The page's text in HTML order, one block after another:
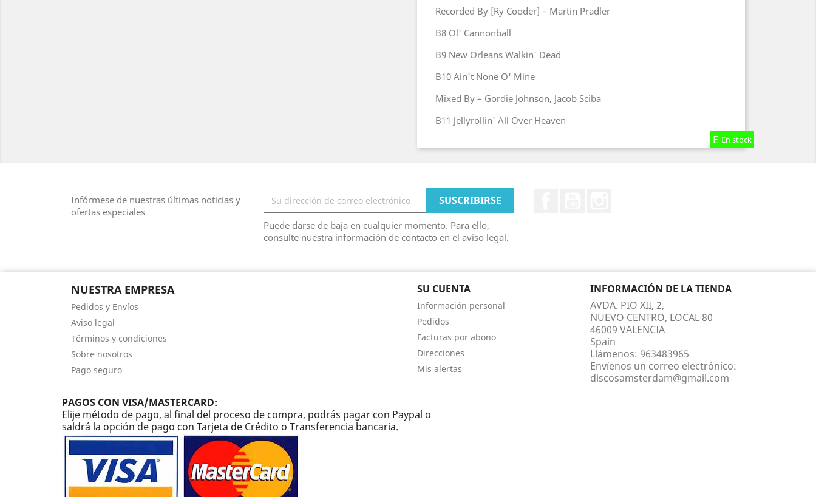
En stock
En stock
En stock
Recorded By [Ry Cooder] – Martin Pradler
B8 Ol' Cannonball
B9 New Orleans Walkin' Dead
B10 Ain't None O' Mine
Mixed By – Gordie Johnson, Jacob Sciba
B11 Jellyrollin' All Over Heaven
Infórmese de nuestras últimas noticias y
ofertas especiales
Puede darse de baja en cualquier momento. Para ello,
consulte nuestra información de contacto en el aviso legal.
NUESTRA EMPRESA
Pedidos y Envíos
Aviso legal
Términos y condiciones
Sobre nosotros
Pago seguro
SU CUENTA
Información personal
Pedidos
Facturas por abono
Direcciones
Mis alertas
INFORMACIÓN DE LA TIENDA
AVDA. PIO XII, 2,
NUEVO CENTRO, LOCAL 80
46009 VALENCIA
Spain
Llámenos: 963483965
Envíenos un correo electrónico:
discosamsterdam@gmail.com
PAGOS CON VISA/MASTERCARD:
Elije método de pago, al final del proceso de compra, podrás pagar con Paypal o
saldrá la opción de pago con Tarjeta de Crédito o Transferencia bancaria.